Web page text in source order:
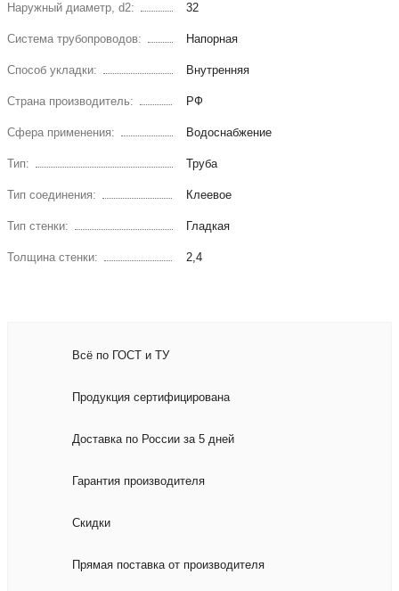
Наружный диаметр, d2: 32
Система трубопроводов: Напорная
Способ укладки: Внутренняя
Страна производитель: РФ
Сфера применения: Водоснабжение
Тип: Труба
Тип соединения: Клеевое
Тип стенки: Гладкая
Толщина стенки: 2,4
Всё по ГОСТ и ТУ
Продукция сертифицирована
Доставка по России за 5 дней
Гарантия производителя
Скидки
Прямая поставка от производителя